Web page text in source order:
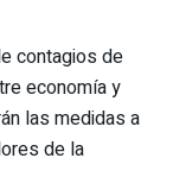
contagios de
economía y
las medidas a
de la